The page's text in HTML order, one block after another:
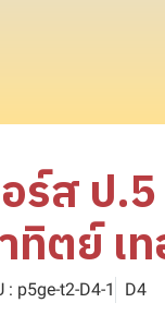
ร์ส ป
ทิตย์ เ
: p5ge-t2-D4-1 D4